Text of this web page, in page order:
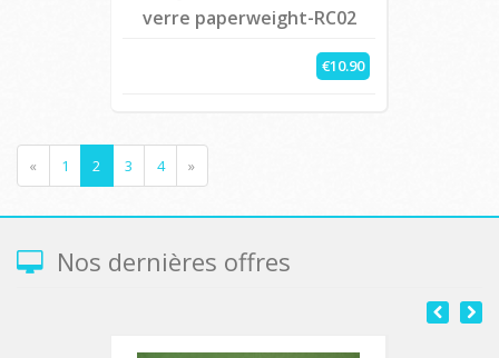
verre paperweight-RC02
€10.90
« 1 2 3 4 »
Nos dernières offres